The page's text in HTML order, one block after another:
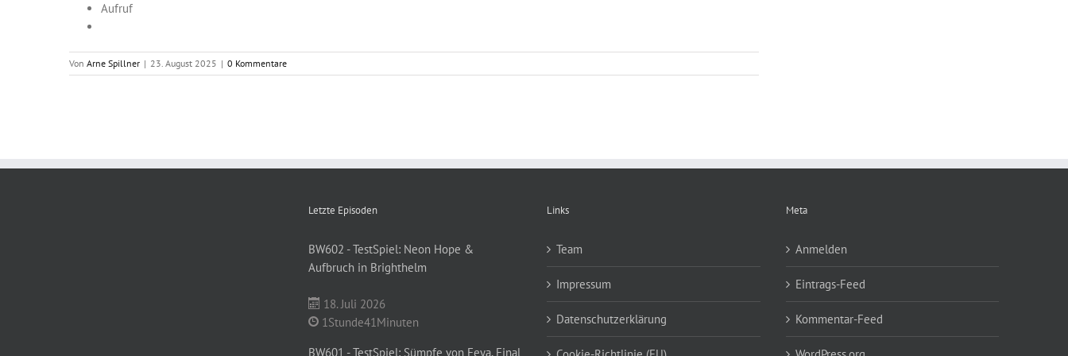
Aufruf
Von Arne Spillner | 23. August 2025 | 0 Kommentare
Letzte Episoden
BW602 - TestSpiel: Neon Hope &
Aufbruch in Brighthelm
18. Juli 2026
1Stunde41Minuten
BW601 - TestSpiel: Sümpfe von Feya, Final
Links
Team
Impressum
Datenschutzerklärung
Meta
Anmelden
Eintrags-Feed
Kommentar-Feed